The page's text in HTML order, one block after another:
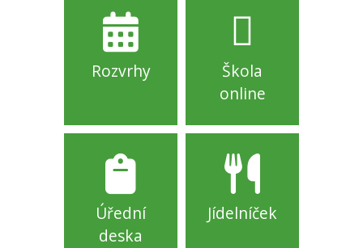
Rozvrhy
Škola
online
Úřední
deska
Jídelníček